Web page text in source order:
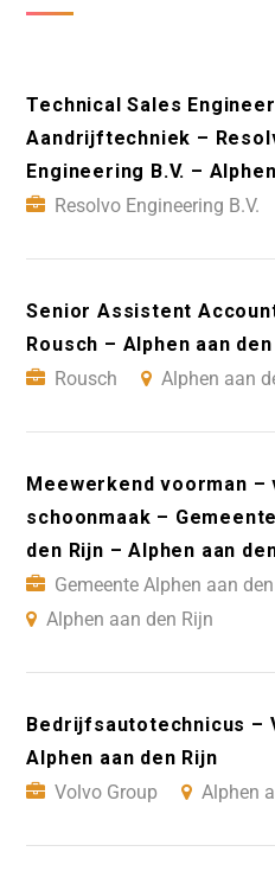
Technical Sales Engineer
Aandrijftechniek –
Engineering B.V. –
Resolvo Engineering B.V.
Senior Assistent
Rousch – Alphen aan
Rousch
Alphen aan
Meewerkend voorman –
schoonmaak –
den Rijn – Alphen aan
Gemeente Alphen aan
Alphen aan den Rijn
Bedrijfsautotechnicus –
Alphen aan den Rijn
Volvo Group
Alphen